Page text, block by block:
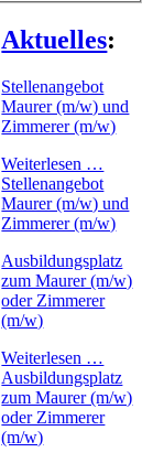
Aktuelles:
Stellenangebot
Maurer (m/w) und
Zimmerer (m/w)
Weiterlesen …
Stellenangebot
Maurer (m/w) und
Zimmerer (m/w)
Ausbildungsplatz
zum Maurer (m/w)
oder Zimmerer
(m/w)
Weiterlesen …
Ausbildungsplatz
zum Maurer (m/w)
oder Zimmerer
(m/w)